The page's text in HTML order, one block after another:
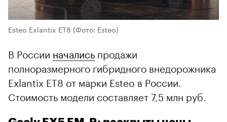
Esteo Exlantix ET8 (Фото: Esteo)
В России начались продажи
полноразмерного гибридного внедорожника
Exlantix ET8 от марки Esteo в России.
Стоимость модели составляет 7,5 млн руб.